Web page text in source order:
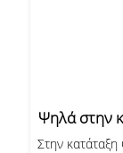
Ψηλά στην
Στην κατάταξη